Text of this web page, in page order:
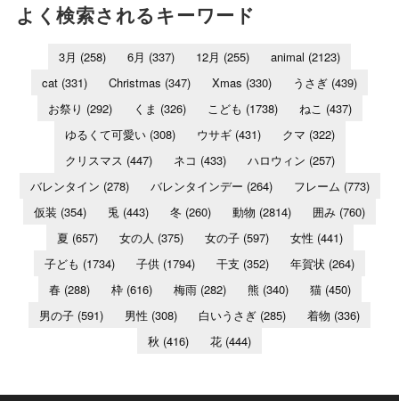
よく検索されるキーワード
3月 (258) 6月 (337) 12月 (255) animal (2123)
cat (331) Christmas (347) Xmas (330) うさぎ (439)
お祭り (292) くま (326) こども (1738) ねこ (437)
ゆるくて可愛い(308) ウサギ(431) クマ (322)
クリスマス (447) ネコ (433) ハロウィン (257)
バレンタイン (278) バレンタインデー (264) フレーム (773)
仮装 (354) 兎 (443) 冬 (260) 動物 (2814) 囲み (760)
夏 (657) 女の人 (375) 女の子(597) 女性 (441)
子ども (1734) 子供 (1794) 干支 (352) 年賀状 (264)
春(288) 枠(616) 梅雨(282) 熊 (340) 猫(450)
男の子 (591) 男性 (308) 白いうさぎ (285) 着物 (336)
秋 (416) 花 (444)